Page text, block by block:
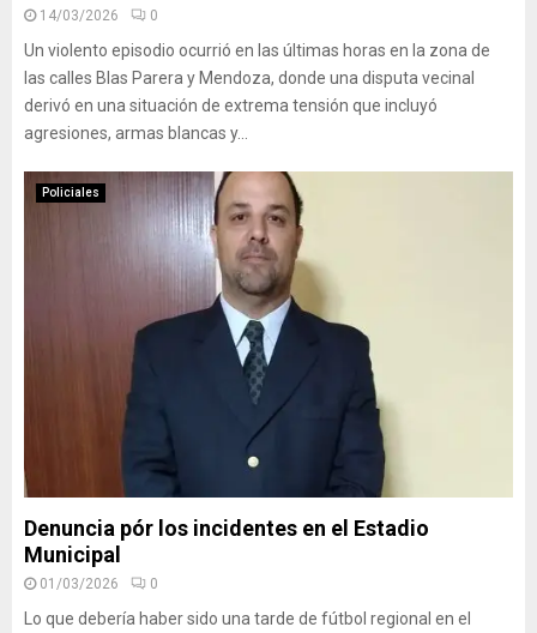
14/03/2026 0
Un violento episodio ocurrió en las últimas horas en la zona de
las calles Blas Parera y Mendoza, donde una disputa vecinal
derivó en una situación de extrema tensión que incluyó
agresiones, armas blancas y...
Policiales
Denuncia pór los incidentes en el Estadio
Municipal
01/03/2026 0
Lo que debería haber sido una tarde de fútbol regional en el